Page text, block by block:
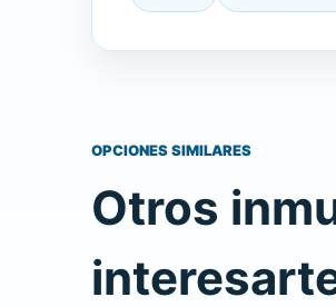
OPCIONES SIMILARES
Otros